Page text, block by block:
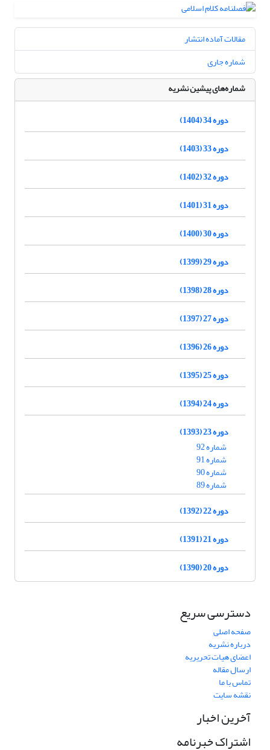
مقالات آماده انتشار
شماره جاری
شماره‌های پیشین نشریه
دوره 34 (1404)
دوره 33 (1403)
دوره 32 (1402)
دوره 31 (1401)
دوره 30 (1400)
دوره 29 (1399)
دوره 28 (1398)
دوره 27 (1397)
دوره 26 (1396)
دوره 25 (1395)
دوره 24 (1394)
دوره 23 (1393)
شماره 92
شماره 91
شماره 90
شماره 89
دوره 22 (1392)
دوره 21 (1391)
دوره 20 (1390)
دسترسی سریع
صفحه اصلی
درباره نشریه
اعضای هیات تحریریه
ارسال مقاله
تماس با ما
نقشه سایت
آخرین اخبار
اشتراک خبرنامه